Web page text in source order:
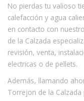
No pierdas tu valioso
calefacción y agua
en contacto con
de la Calzada
revisión, venta,
electricas o de pellets.
Además, llamando
Torrejon de la